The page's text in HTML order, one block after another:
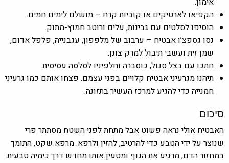
הקפיאו לארטיקים או קוביות קרח – מושלם לימים חמים.
הוסיפו לסלטים עם גבינות, עלים ורוטב חמוץ-מתוק.
נסו גספצ’ו אבטיח – ערבוב של מלפפון, עגבנייה, פלפל אדום,
שמן זית ועשבי תיבול למרק צונן.
חתכו עם בצל סגול, כוסברה וחלפיניו לסלסה עסיסית.
תיהנו מגרעיני אבטיח קלויים בפני עצמם. פצחו אותם כמו גרעיני
חמנייה כדי להגיע למרכז העשיר בתזונה.
סיכום
האבטיח אולי נראה פשוט אבל מתחת לפני השטח מסתתר פרי
שנוצר על ידי הטבע כדי להרטיב, להזין ולרפא. מרפא שקט, התומך
במחזור הדם, מרגיע את הגוף ומטעין אותו מחדש דרך כימיה טבעית.